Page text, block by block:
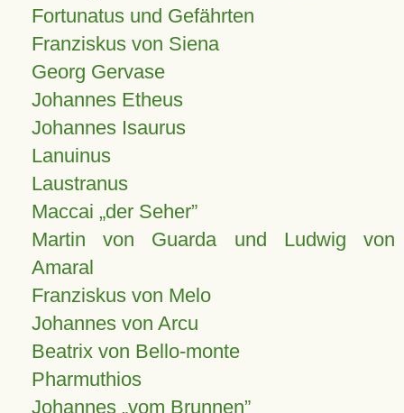
Fortunatus und Gefährten
Franziskus von Siena
Georg Gervase
Johannes Etheus
Johannes Isaurus
Lanuinus
Laustranus
Maccai „der Seher”
Martin von Guarda und Ludwig von
Amaral
Franziskus von Melo
Johannes von Arcu
Beatrix von Bello-monte
Pharmuthios
Johannes vom Brunnen